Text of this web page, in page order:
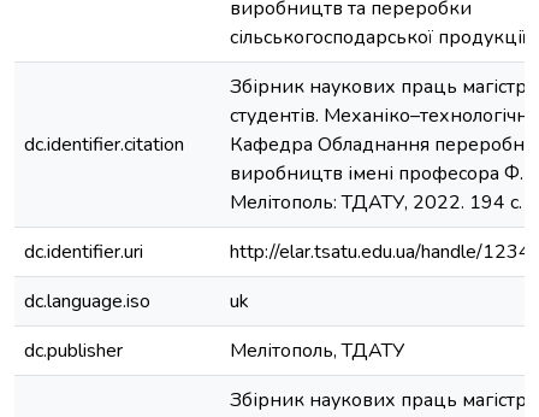
виробництв та переробки
сільськогосподарської продукції.
dc.identifier.citation
Збірник наукових праць
студентів.
Кафедра Обладнання
виробництв імені професора
Мелітополь: ТДАТУ, 2022. 194 с.
dc.identifier.uri
http://elar.tsatu.edu.ua/handle/
dc.language.iso
uk
dc.publisher
Мелітополь, ТДАТУ
Збірник наукових праць